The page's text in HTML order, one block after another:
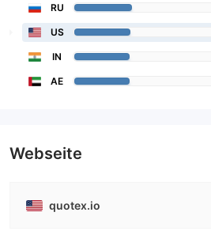
RU
US
IN
AE
Webseite
quotex.io